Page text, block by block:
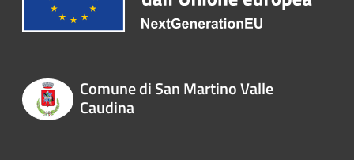
Comune di San Martino Valle
Caudina